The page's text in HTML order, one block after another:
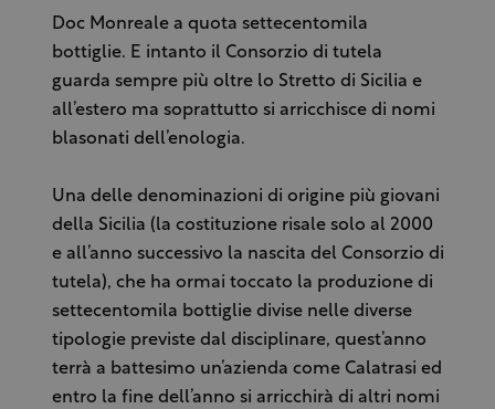
Doc Monreale a quota settecentomila
bottiglie. E intanto il Consorzio di tutela
guarda sempre più oltre lo Stretto di Sicilia e
all’estero ma soprattutto si arricchisce di nomi
blasonati dell’enologia.
Una delle denominazioni di origine più giovani
della Sicilia (la costituzione risale solo al 2000
e all’anno successivo la nascita del Consorzio di
tutela), che ha ormai toccato la produzione di
settecentomila bottiglie divise nelle diverse
tipologie previste dal disciplinare, quest’anno
terrà a battesimo un’azienda come Calatrasi ed
entro la fine dell’anno si arricchirà di altri nomi